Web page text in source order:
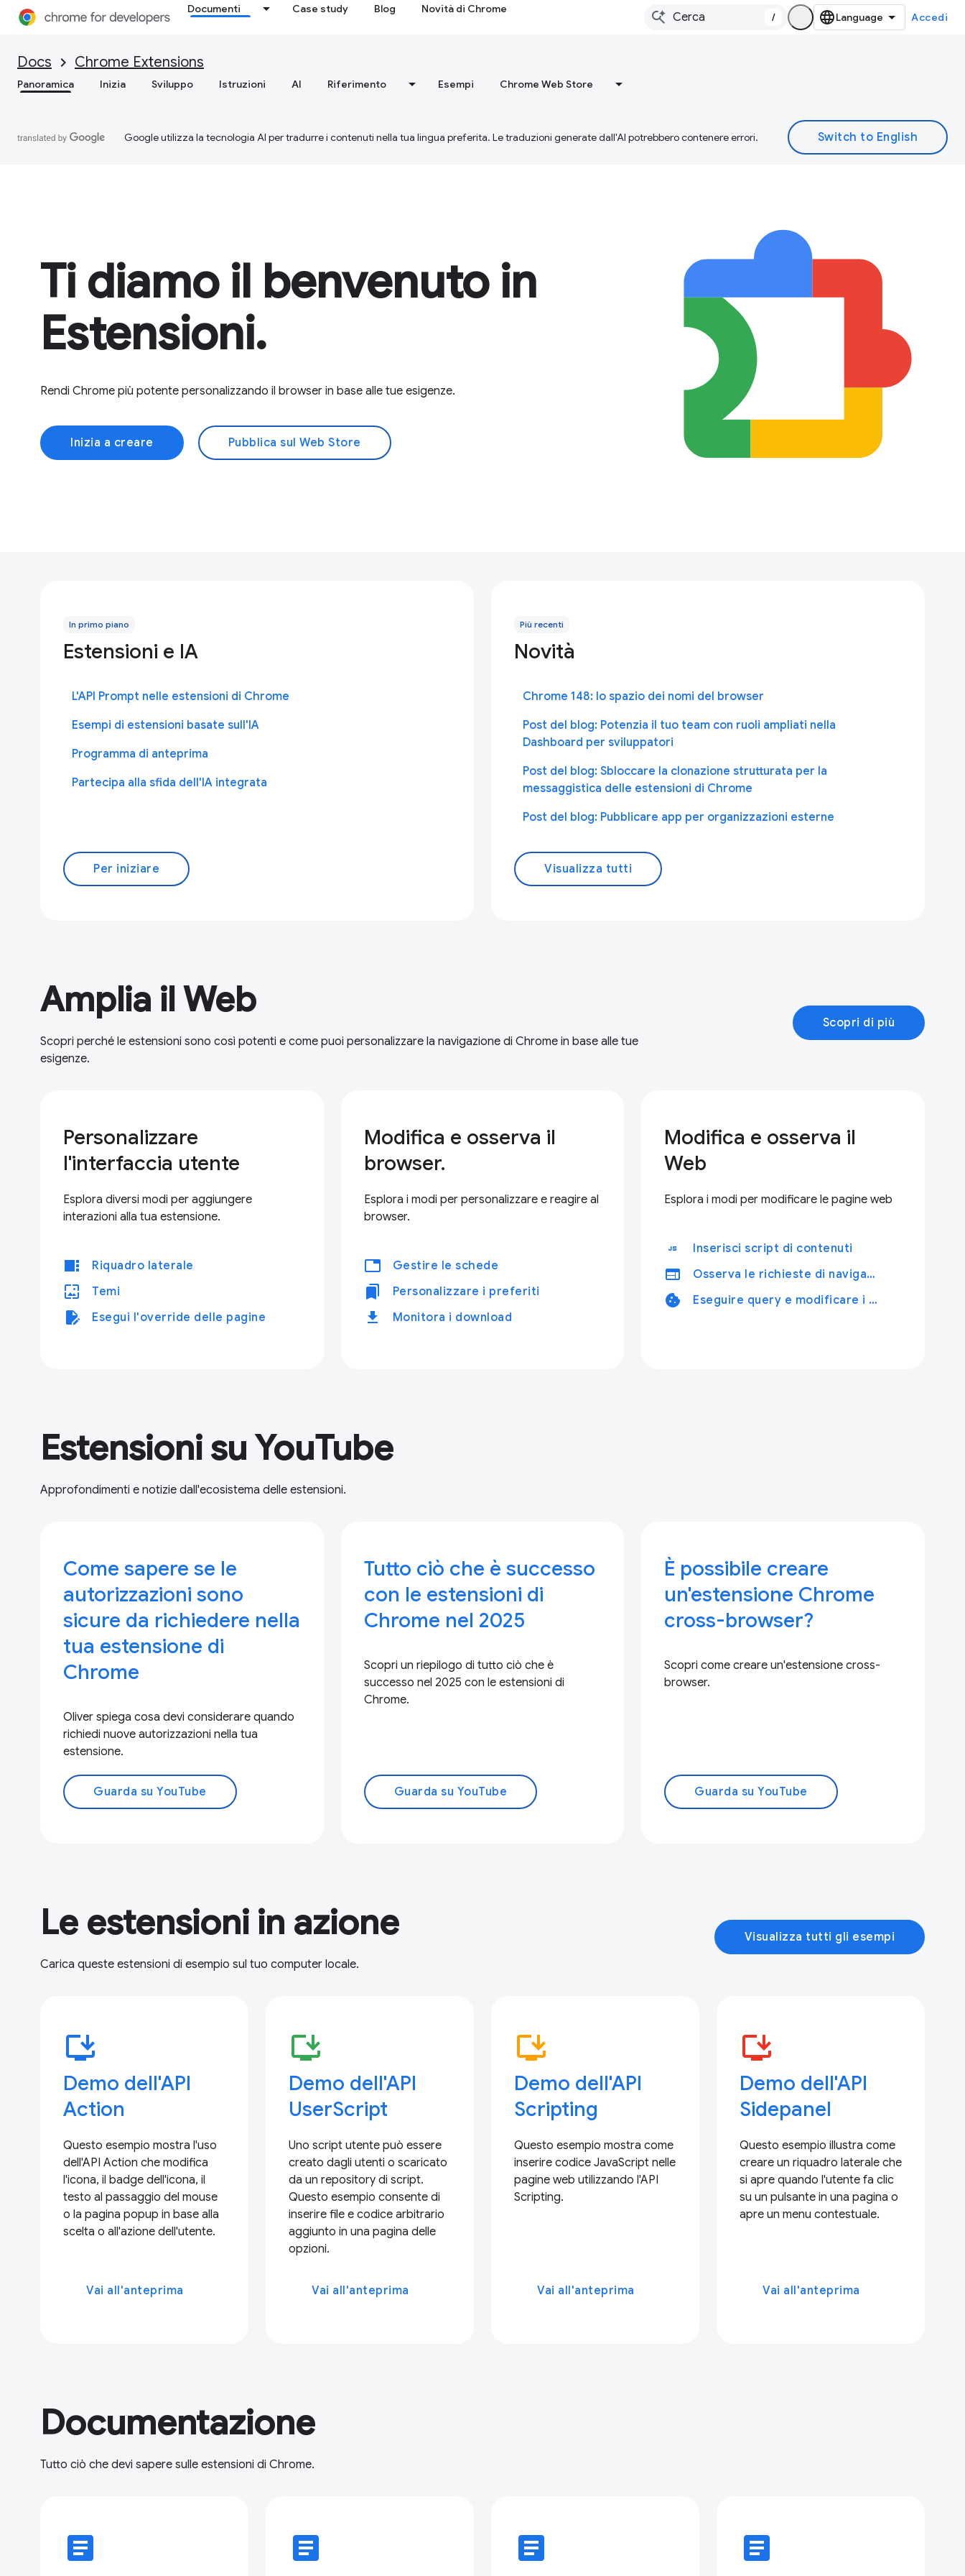
Documenti Case study Blog Novità di Chrome
/ Accedi
Docs Chrome Extensions
Panoramica Inizia Sviluppo Istruzioni AI Riferimento Esempi Chrome Web Store
Google utilizza la tecnologia AI per tradurre i contenuti nella tua lingua preferita. Le traduzioni generate dall'AI potrebbero contenere errori.
Ti diamo il benvenuto in
Estensioni.
Rendi Chrome più potente personalizzando il browser in base alle tue esigenze.
Inizia a creare Pubblica sul Web Store
In primo piano
Estensioni e IA
L'API Prompt nelle estensioni di Chrome
Esempi di estensioni basate sull'IA
Programma di anteprima
Partecipa alla sfida dell'IA integrata
Per iniziare
Più recenti
Novità
Chrome 148: lo spazio dei nomi del browser
Post del blog: Potenzia il tuo team con ruoli ampliati nella
Dashboard per sviluppatori
Post del blog: Sbloccare la clonazione strutturata per la
messaggistica delle estensioni di Chrome
Post del blog: Pubblicare app per organizzazioni esterne
Visualizza tutti
Amplia il Web
Scopri perché le estensioni sono così potenti e come puoi personalizzare la navigazione di Chrome in base alle tue
esigenze.
Scopri di più
Personalizzare
l'interfaccia utente
Esplora diversi modi per aggiungere
interazioni alla tua estensione.
view_sidebar Riquadro laterale
wallpaper Temi
edit_document Esegui l'override delle pagine
Modifica e osserva il
browser.
Esplora i modi per personalizzare e reagire al
browser.
tabsGestire le schede
bookmarks Personalizzare i preferiti
download Monitora i download
Modifica e osserva il
Web
Esplora i modi per modificare le pagine web
javascript Inserisci script di contenuti
web Osserva le richieste di navigazione web
cookie Eseguire query e modificare i cookie
Estensioni su YouTube
Approfondimenti e notizie dall'ecosistema delle estensioni.
Come sapere se le
autorizzazioni sono
sicure da richiedere nella
tua estensione di
Chrome
Oliver spiega cosa devi considerare quando
richiedi nuove autorizzazioni nella tua
estensione.
Guarda su YouTube
Tutto ciò che è successo
con le estensioni di
Chrome nel 2025
Scopri un riepilogo di tutto ciò che è
successo nel 2025 con le estensioni di
Chrome.
Guarda su YouTube
È possibile creare
un'estensione Chrome
cross-browser?
Scopri come creare un'estensione cross-
browser.
Guarda su YouTube
Le estensioni in azione
Carica queste estensioni di esempio sul tuo computer locale.
Visualizza tutti gli esempi
install_desktop
Demo dell'API
Action
Questo esempio mostra l'uso
dell'API Action che modifica
l'icona, il badge dell'icona, il
testo al passaggio del mouse
o la pagina popup in base alla
scelta o all'azione dell'utente.
Vai all'anteprima
install_desktop
Demo dell'API
UserScript
Uno script utente può essere
creato dagli utenti o scaricato
da un repository di script.
Questo esempio consente di
inserire file e codice arbitrario
aggiunto in una pagina delle
opzioni.
Vai all'anteprima
install_desktop
Demo dell'API
Scripting
Questo esempio mostra come
inserire codice JavaScript nelle
pagine web utilizzando l'API
Scripting.
Vai all'anteprima
install_desktop
Demo dell'API
Sidepanel
Questo esempio illustra come
creare un riquadro laterale che
si apre quando l'utente fa clic
su un pulsante in una pagina o
apre un menu contestuale.
Vai all'anteprima
Documentazione
Tutto ciò che devi sapere sulle estensioni di Chrome.
article article article article